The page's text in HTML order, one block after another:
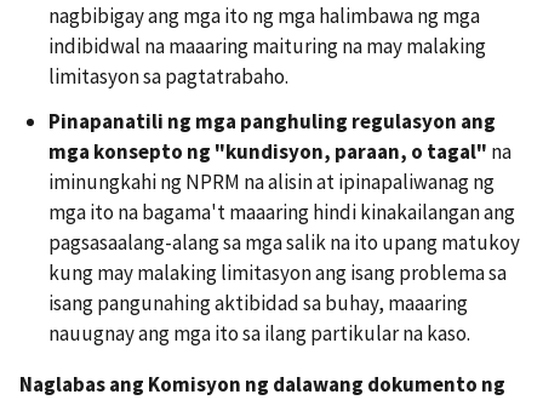
nagbibigay ang mga ito ng mga halimbawa ng mga
indibidwal na maaaring maituring na may malaking
limitasyon sa pagtatrabaho.
Pinapanatili ng mga panghuling regulasyon ang
mga konsepto ng "kundisyon, paraan, o tagal" na
iminungkahi ng NPRM na alisin at ipinapaliwanag ng
mga ito na bagama't maaaring hindi kinakailangan ang
pagsasaalang-alang sa mga salik na ito upang matukoy
kung may malaking limitasyon ang isang problema sa
isang pangunahing aktibidad sa buhay, maaaring
nauugnay ang mga ito sa ilang partikular na kaso.
Naglabas ang Komisyon ng dalawang dokumento ng